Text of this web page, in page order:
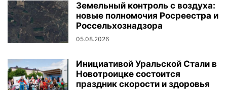
Земельный контроль с воздуха:
новые полномочия Росреестра и
Россельхознадзора
05.08.2026
Инициативой Уральской Стали в
Новотроицке состоится
праздник скорости и здоровья